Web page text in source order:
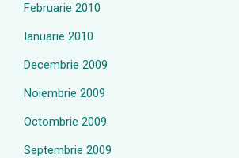
Februarie 2010
Ianuarie 2010
Decembrie 2009
Noiembrie 2009
Octombrie 2009
Septembrie 2009